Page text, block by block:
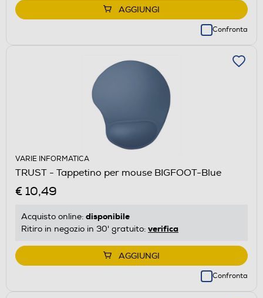
AGGIUNGI
Confronta
VARIE INFORMATICA
TRUST - Tappetino per mouse BIGFOOT-Blue
€ 10,49
Acquisto online: disponibile
Ritiro in negozio in 30' gratuito: verifica
AGGIUNGI
Confronta